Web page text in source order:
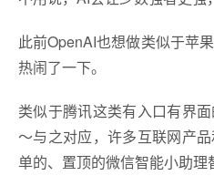
此前OpenAI也想做类似于苹
热闹了一下。
类似于腾讯这类有入口有界
～与之对应，许多互联网产
单的、置顶的微信智能小助理